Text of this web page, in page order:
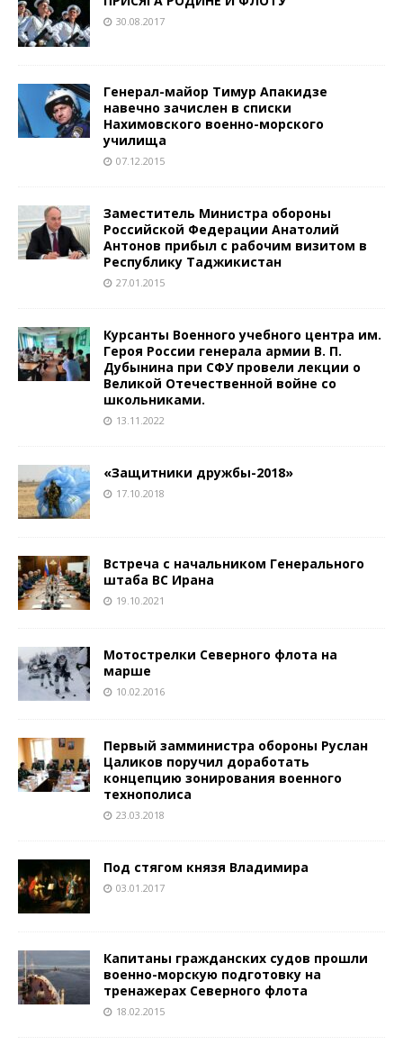
30.08.2017
Генерал-майор Тимур Апакидзе
навечно зачислен в списки
Нахимовского военно-морского
училища
07.12.2015
Заместитель Министра обороны
Российской Федерации Анатолий
Антонов прибыл с рабочим визитом в
Республику Таджикистан
27.01.2015
Курсанты Военного учебного центра им.
Героя России генерала армии В. П.
Дубынина при СФУ провели лекции о
Великой Отечественной войне со
школьниками.
13.11.2022
«Защитники дружбы-2018»
17.10.2018
Встреча с начальником Генерального
штаба ВС Ирана
19.10.2021
Мотострелки Северного флота на
марше
10.02.2016
Первый замминистра обороны Руслан
Цаликов поручил доработать
концепцию зонирования военного
технополиса
23.03.2018
Под стягом князя Владимира
03.01.2017
Капитаны гражданских судов прошли
военно-морскую подготовку на
тренажерах Северного флота
18.02.2015